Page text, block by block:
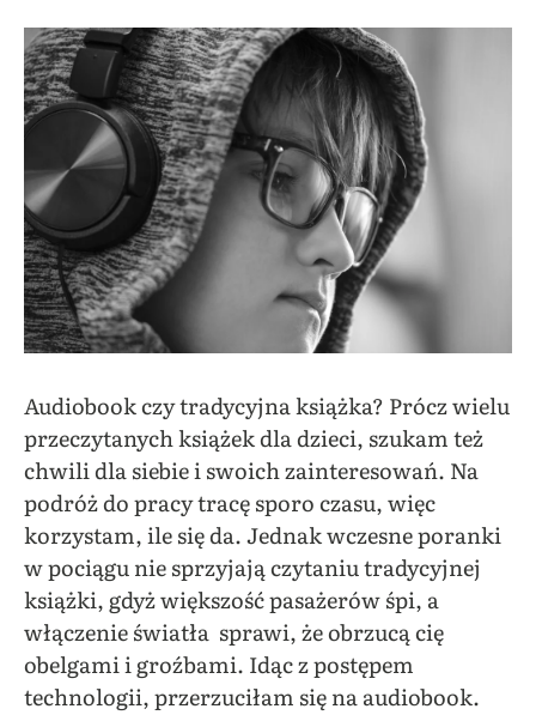
Audiobook czy tradycyjna książka? Prócz wielu
przeczytanych książek dla dzieci, szukam też
chwili dla siebie i swoich zainteresowań. Na
podróż do pracy tracę sporo czasu, więc
korzystam, ile się da. Jednak wczesne poranki
w pociągu nie sprzyjają czytaniu tradycyjnej
książki, gdyż większość pasażerów śpi, a
włączenie światła sprawi, że obrzucą cię
obelgami i groźbami. Idąc z postępem
technologii, przerzuciłam się na audiobook.